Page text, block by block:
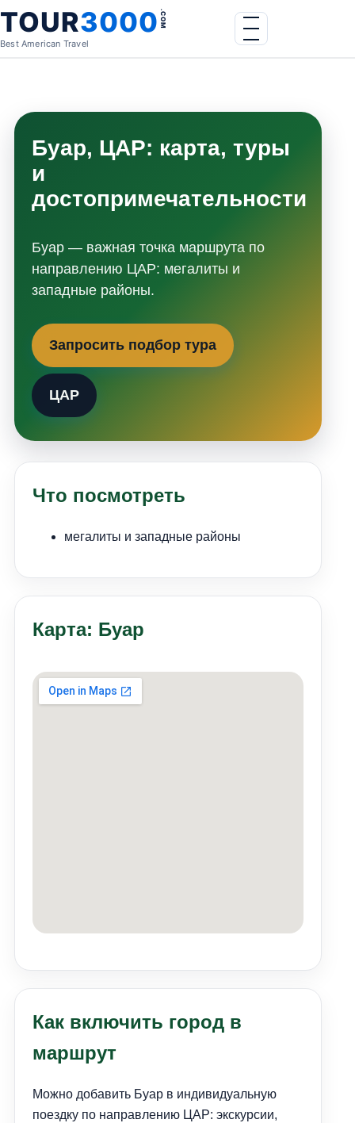
Skip to content
TOUR3000.COM
Best American Travel
Menu
Буар, ЦАР: карта, туры
и
достопримечательности
Буар — важная точка маршрута по
направлению ЦАР: мегалиты и
западные районы.
Запросить подбор тура
ЦАР
Что посмотреть
мегалиты и западные районы
Карта: Буар
Как включить город в
маршрут
Можно добавить Буар в индивидуальную
поездку по направлению ЦАР: экскурсии,